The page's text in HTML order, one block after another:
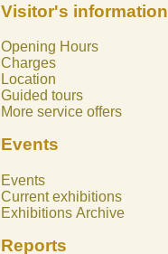
Visitor's information
Opening Hours
Charges
Location
Guided tours
More service offers
Events
Events
Current exhibitions
Exhibitions Archive
Reports